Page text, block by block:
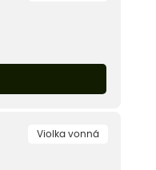
Violka vonná